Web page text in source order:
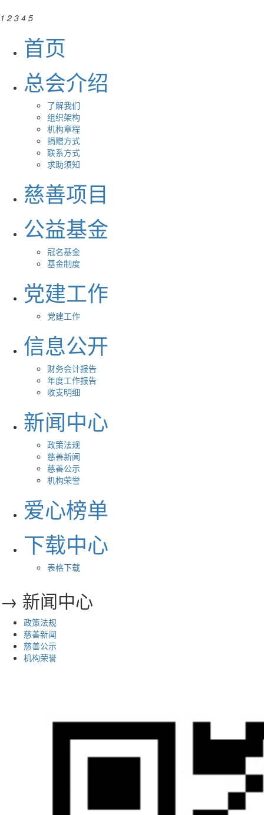
1 2 3 4 5
首页
总会介绍
了解我们
组织架构
机构章程
捐赠方式
联系方式
求助须知
慈善项目
公益基金
冠名基金
基金制度
党建工作
党建工作
信息公开
财务会计报告
年度工作报告
收支明细
新闻中心
政策法规
慈善新闻
慈善公示
机构荣誉
爱心榜单
下载中心
表格下载
→ 新闻中心
政策法规
慈善新闻
慈善公示
机构荣誉